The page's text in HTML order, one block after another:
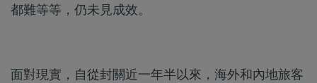
都難等等，仍未見成效。
面對現實，自從封關近一年半以來，海外和內地旅客